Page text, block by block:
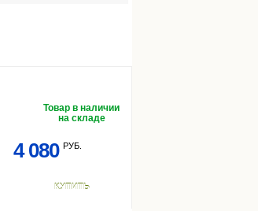
Товар в наличии
на складе
4 080 РУБ.
КУПИТЬ